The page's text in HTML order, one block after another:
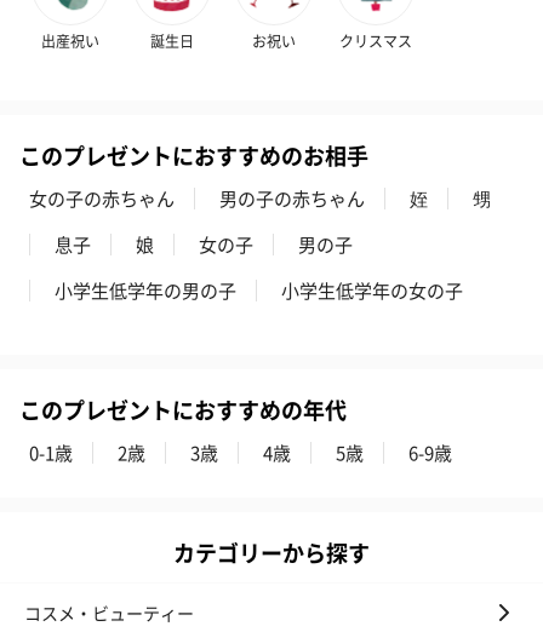
出産祝い 誕生日 お祝い クリスマス
このプレゼントにおすすめのお相手
女の子の赤ちゃん 男の子の赤ちゃん 姪
甥
息子
娘 女の子
男の子
小学生低学年の男の子
小学生低学年の女の子
このプレゼントにおすすめの年代
0-1歳 2歳 3歳 4歳 5歳 6-9歳
カテゴリーから探す
コスメ・ビューティー